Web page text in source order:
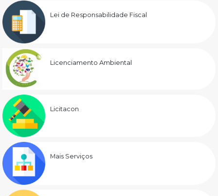
Lei de Responsabilidade Fiscal
Licenciamento Ambiental
Licitacon
Mais Serviços